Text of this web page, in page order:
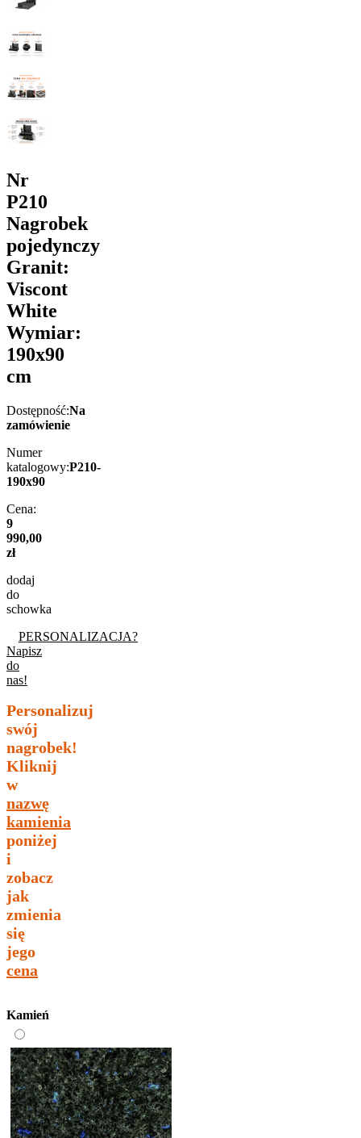
Nr
P210
Nagrobek
pojedynczy
Granit:
Viscont
White
Wymiar:
190x90
cm
Dostępność:Na
zamówienie
Numer
katalogowy:P210-
190x90
Cena:
9
990,00
zł
dodaj
do
schowka
PERSONALIZACJA?
Napisz
do
nas!
Personalizuj
swój
nagrobek!
Kliknij
w
nazwę
kamienia
poniżej
i
zobacz
jak
zmienia
się
jego
cena
Kamień